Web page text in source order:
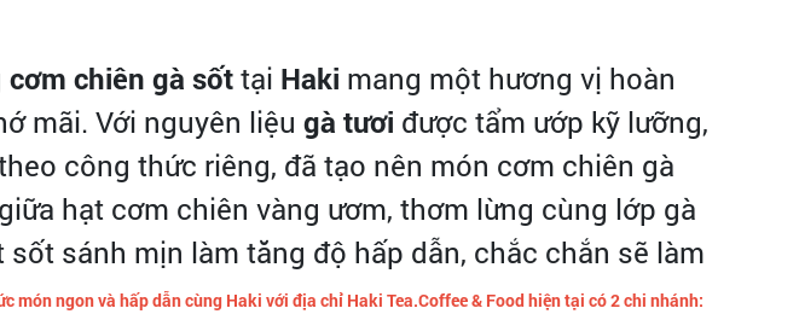
cơm chiên gà sốttại Haki mang một hương vị hoàn
mãi. Với nguyên liệu gà tươi được tẩm ướp kỹ lưỡng,
công thức riêng, đã tạo nên món cơm chiên gà
hạt cơm chiên vàng ươm, thơm lừng cùng lớp gà
sánh mịn làm tăng độ hấp dẫn, chắc chắn sẽ làm
món ngon và hấp dẫn cùng Haki với địa chỉ Haki Tea.Coffee & Food hiện tại có 2 chi nhánh: